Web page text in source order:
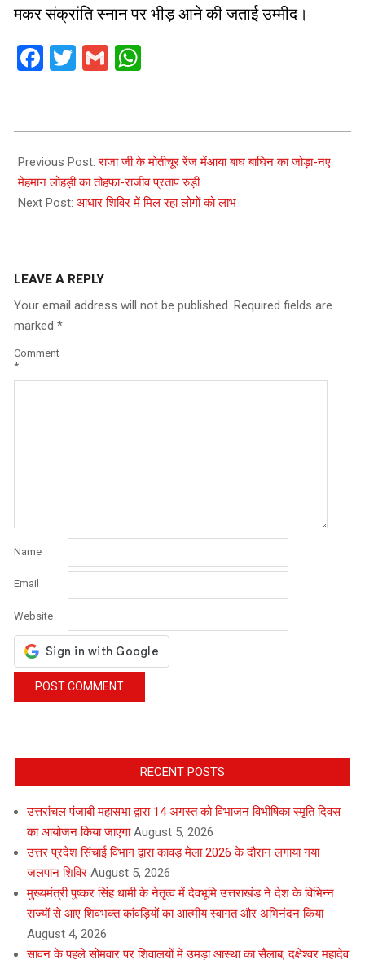
मकर संक्रांति स्नान पर भीड़ आने की जताई उम्मीद।
Facebook
Twitter
Gmail
01-
13
Previous Post:राजा जी के मोतीचूर रेंज मेंआया बाघ बाघिन का जोड़ा-नए
मेहमान लोहड़ी का तोहफा-राजीव प्रताप रुड़ी
Next Post: आधार शिविर में मिल रहा लोगों को लाभ
LEAVE A REPLY
Your email address will not be published. Required fields are
marked *
Comment
*
Name
Email
Website
RECENT POSTS
उत्तरांचल पंजाबी महासभा द्वारा 14 अगस्त को विभाजन विभीषिका स्मृति दिवस
का आयोजन किया जाएगा August 5, 2026
उत्तर प्रदेश सिंचाई विभाग द्वारा कावड़ मेला 2026 के दौरान लगाया गया
जलपान शिविर August 5, 2026
मुख्यमंत्री पुष्कर सिंह धामी के नेतृत्व में देवभूमि उत्तराखंड ने देश के विभिन्न
राज्यों से आए शिवभक्त कांवड़ियों का आत्मीय स्वागत और अभिनंदन किया
August 4, 2026
सावन के पहले सोमवार पर शिवालयों में उमड़ा आस्था का सैलाब, दक्षेश्वर महादेव